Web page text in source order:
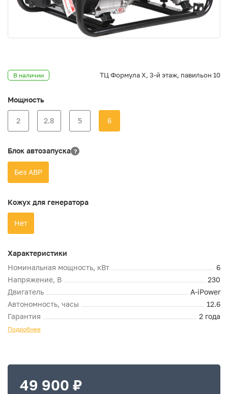
В наличии ТЦ Формула Х, 3-й этаж, павильон 10
Мощность
2 2.8 5 6
Блок автозапуска ?
Без АВР
Кожух для генератора
Нет
Характеристики
Номинальная мощность, кВт
6
Напряжение, В
230
Двигатель
A-iPower
Автономность, часы
12.6
Гарантия
2 года
Подробнее
49 900 ₽